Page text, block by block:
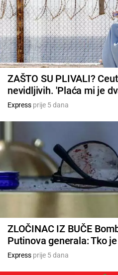
ZAŠTO SU PLIVALI?
nevidljivih. 'Plaća mi je
Expressprije 5 dana
ZLOČINAC IZ BUČE
Putinova generala: Tko
Expressprije 5 dana